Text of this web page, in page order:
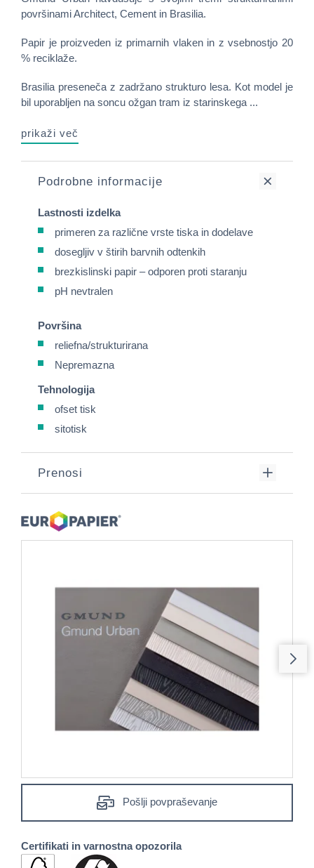
površinami Architect, Cement in Brasilia.
Papir je proizveden iz primarnih vlaken in z vsebnostjo 20
% reciklaže.
Brasilia preseneča z zadržano strukturo lesa. Kot model je
bil uporabljen na soncu ožgan tram iz starinskega ...
prikaži več
Podrobne informacije
Lastnosti izdelka
primeren za različne vrste tiska in dodelave
dosegljiv v štirih barvnih odtenkih
brezkislinski papir – odporen proti staranju
pH nevtralen
Površina
reliefna/strukturirana
Nepremazna
Tehnologija
ofset tisk
sitotisk
Prenosi
Pošlji povpraševanje
Certifikati in varnostna opozorila